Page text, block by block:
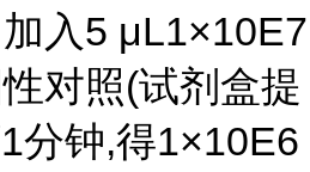
入5 μL1×10E7
对照(试剂盒提
分钟,得1×10E6